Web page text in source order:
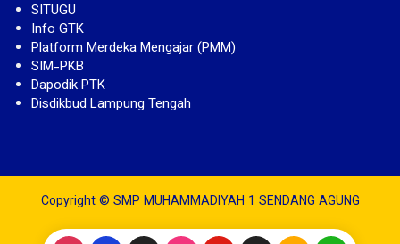
SITUGU
Info GTK
Platform Merdeka Mengajar (PMM)
SIM-PKB
Dapodik PTK
Disdikbud Lampung Tengah
Copyright © SMP MUHAMMADIYAH 1 SENDANG AGUNG